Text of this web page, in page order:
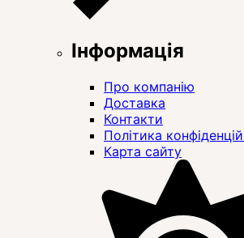
Інформація
Про компанію
Доставка
Контакти
Політика
Карта сайту